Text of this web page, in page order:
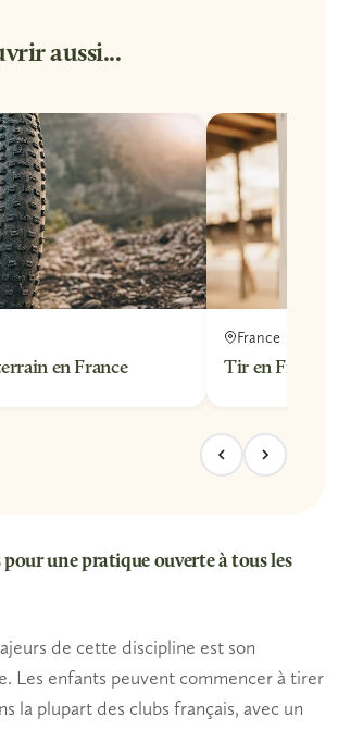
aussi...
en France
France
Tir en France
une pratique ouverte à tous les
de cette discipline est son
Les enfants peuvent commencer à tirer
la plupart des clubs français, avec un